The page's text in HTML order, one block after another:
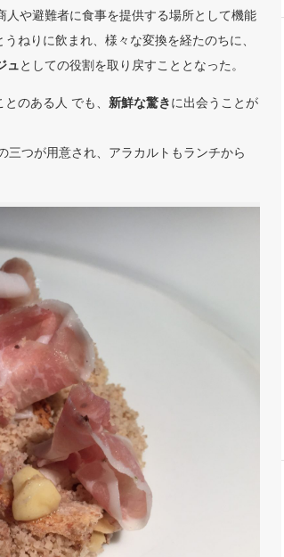
や避難者に食事を提供する場所として機能
ねりに飲まれ、様々な変換を経たのちに、
ュ としての役割を取り戻すこととなった。
のある人 でも、 新鮮な驚きに出会うことが
三つが用意され、アラカルトもランチから